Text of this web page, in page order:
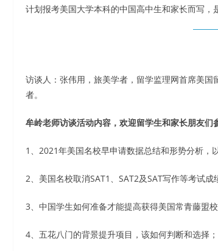
计划报考美国大学本科的中国高中生和家长而写，
访谈人：张伟用，旅美学者，留学监理网首席美
者。
牟岭老师访谈活动内容，欢迎留学生和家长朋友们
1、2021年美国名校早申请数据总结和形势分析，
2、美国名校取消SAT1、SAT2及SAT写作等考试成
3、中国学生如何准备才能提高获得美国常青藤盟
4、五花八门的背景提升项目，该如何判断和选择；